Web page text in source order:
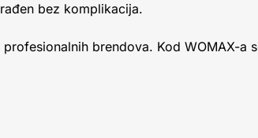
bez komplikacija.
brendova. Kod WOMAX-a